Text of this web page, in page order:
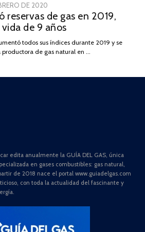
DE 2020
DE
JULIO
2025
reservas de gas en 2019,
de 9 años
todos sus índices durante 2019 y se
de gas natural en …
edita anualmente la GUÍA DEL GAS, única
en gases combustibles: gas natural,
de 2018 nace el portal www.guiadelgas.com
con toda la actualidad del fascinante y